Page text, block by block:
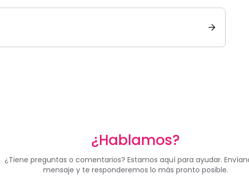
¿Hablamos?
¿Tiene preguntas o comentarios? Estamos aquí para ayudar.
mensaje y te responderemos lo más pronto posible.